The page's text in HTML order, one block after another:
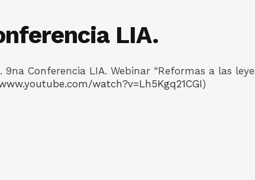
LIA.
Conferencia LIA. Webinar “Reformas a las
watch?v=Lh5Kgq21CGI)